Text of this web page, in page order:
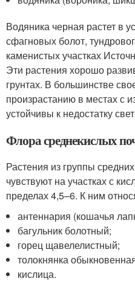
Водяника черная растет в
сфагновых болот,
каменистых участках
Эти растения хорошо
грунтах. В большинстве
произрастанию в местах с
устойчивы к недостатку
Флора среднекислых
Растения из группы
чувствуют на участках с
пределах 4,5–6. К ним
антеннария (кошачья
багульник болотный;
горец щавелелистный;
толокнянка
кислица.